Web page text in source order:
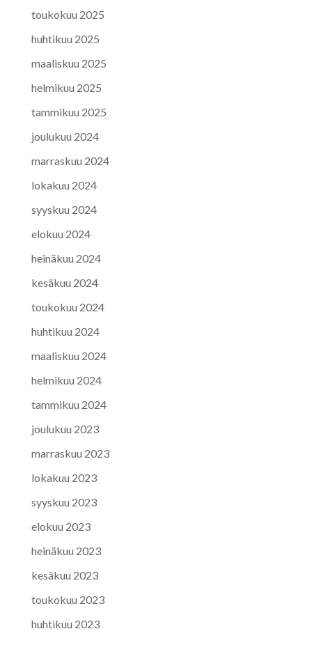
toukokuu 2025
huhtikuu 2025
maaliskuu 2025
helmikuu 2025
tammikuu 2025
joulukuu 2024
marraskuu 2024
lokakuu 2024
syyskuu 2024
elokuu 2024
heinäkuu 2024
kesäkuu 2024
toukokuu 2024
huhtikuu 2024
maaliskuu 2024
helmikuu 2024
tammikuu 2024
joulukuu 2023
marraskuu 2023
lokakuu 2023
syyskuu 2023
elokuu 2023
heinäkuu 2023
kesäkuu 2023
toukokuu 2023
huhtikuu 2023